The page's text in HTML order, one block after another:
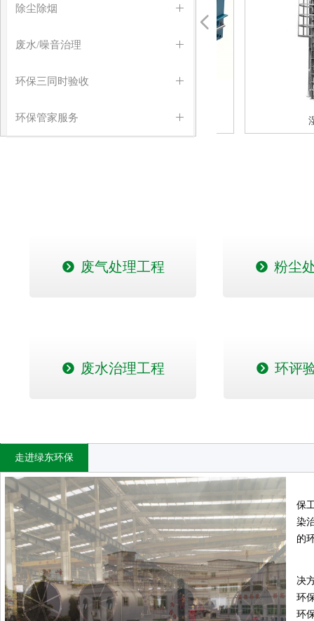
ꄶ
除尘除烟
ꄶ
废水/噪音治理
ꄶ
环保三同时验收
ꄶ
环保管家服务一体化污水处理设备
水喷淋废气处理塔
溶气气浮机设备 湿式
脉冲滤筒除尘器
活性炭废气处理设备
酸雾喷淋净化塔
RCO催化燃烧废气处理设备
RTO催化燃烧设备
UV光解废气处理设备
等离子废气净化设备
微生物滴滤废气处理设备
混动气旋喷淋塔
湿式静电除尘除烟设备
脉冲布袋除尘器
干式漆雾过滤设备
多桶式旋流喷淋柜
脉冲滤筒除尘器
UV光解废气处理设备
等离子废气净化器
溶气气浮机设备
废水处理一体化设备
多桶式旋流喷淋柜废气处理设备
双极气旋塔 多桶式旋流喷淋柜废气处理设
厨房油烟净化设备
东莞环保验收,环保验收办理
东莞环保验收,东莞环评验收
东莞排污许可证办理,东莞排污证
雨污分流工程及验收
东莞环评办理公司
넳
走进绿东环保
保
染
的
决
环
环
뀹 废气处理工程 뀹 粉尘
뀹 废水治理工程 뀹 环评